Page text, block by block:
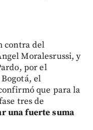
contra del
Moralesrussi, y
por el
el
que para la
tres de
una fuerte suma